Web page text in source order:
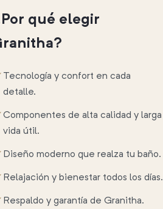
qué elegir
Tecnología y confort en cada
detalle.
Componentes de alta calidad y larga
vida útil.
Diseño moderno que realza tu baño.
Relajación y bienestar todos los días.
Respaldo y garantía de Granitha.